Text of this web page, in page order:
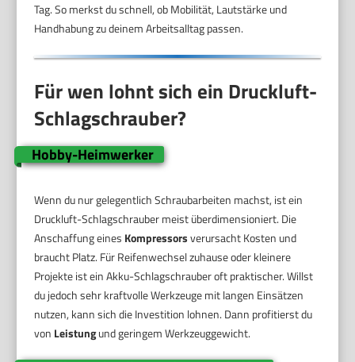
Tag. So merkst du schnell, ob Mobilität, Lautstärke und
Handhabung zu deinem Arbeitsalltag passen.
Für wen lohnt sich ein Druckluft-
Schlagschrauber?
Hobby-Heimwerker
Wenn du nur gelegentlich Schraubarbeiten machst, ist ein
Druckluft-Schlagschrauber meist überdimensioniert. Die
Anschaffung eines Kompressorsverursacht Kosten und
braucht Platz. Für Reifenwechsel zuhause oder kleinere
Projekte ist ein Akku-Schlagschrauber oft praktischer. Willst
du jedoch sehr kraftvolle Werkzeuge mit langen Einsätzen
nutzen, kann sich die Investition lohnen. Dann profitierst du
von Leistungund geringem Werkzeuggewicht.